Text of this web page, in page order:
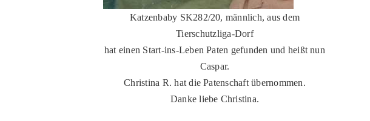
Katzenbaby SK282/20, männlich, aus dem
Tierschutzliga-Dorf
hat einen Start-ins-Leben Paten gefunden und heißt nun
Caspar.
Christina R. hat die Patenschaft übernommen.
Danke liebe Christina.